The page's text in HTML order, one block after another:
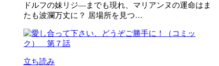
ドルフの妹リジ―までも現れ、マリアンヌの運命はま
たも波瀾万丈に？ 居場所を見つ…
立ち読み